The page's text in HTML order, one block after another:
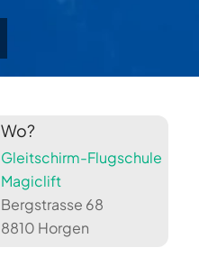
Wo?
Gleitschirm-Flugschule
Magiclift
Bergstrasse 68
8810 Horgen